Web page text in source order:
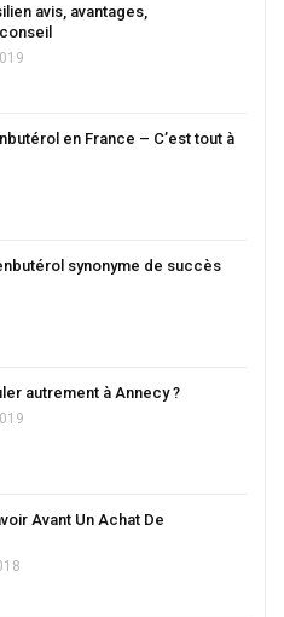
avis, avantages,
en France – C’est tout à
synonyme de succès
autrement à Annecy ?
Avant Un Achat De